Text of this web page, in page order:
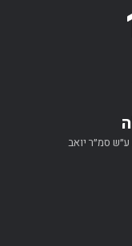
ע״ש סמ״ר יואב